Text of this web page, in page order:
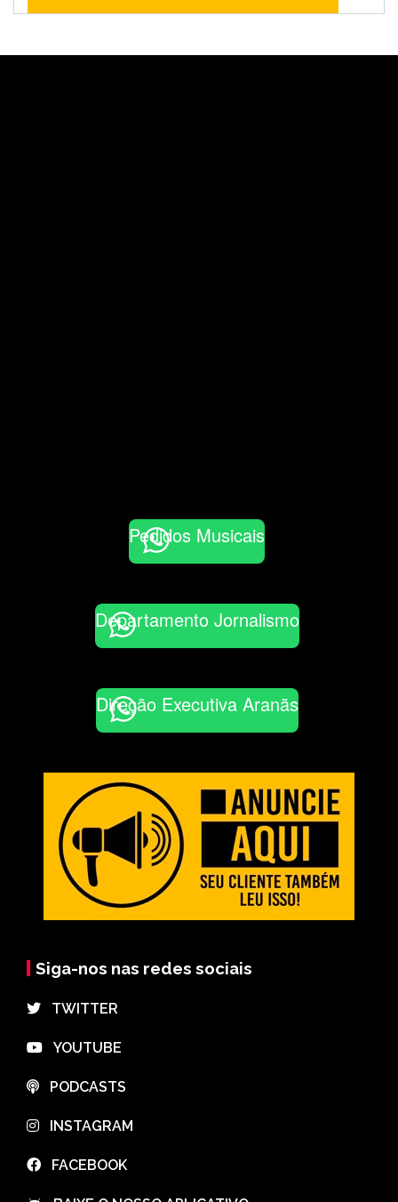
Pedidos Musicais
Departamento Jornalismo
Direção Executiva Aranãs
Siga-nos nas redes sociais
⠀TWITTER
⠀YOUTUBE
⠀PODCASTS
⠀INSTAGRAM
⠀FACEBOOK